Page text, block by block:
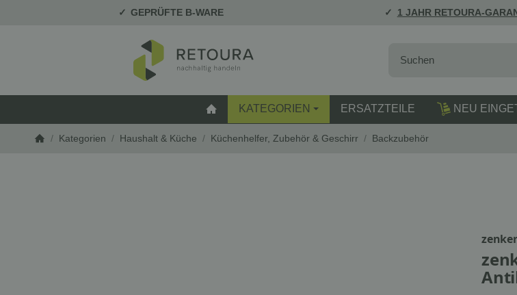
GEPRÜFTE B-WARE 1 JAHR RETOURA-
STARTSEITE
KATEGORIEN ERSATZTEILE NEU
/ Kategorien / Haushalt & Küche / Küchenhelfer, Zubehör & Geschirr / Backzubehör
zenker